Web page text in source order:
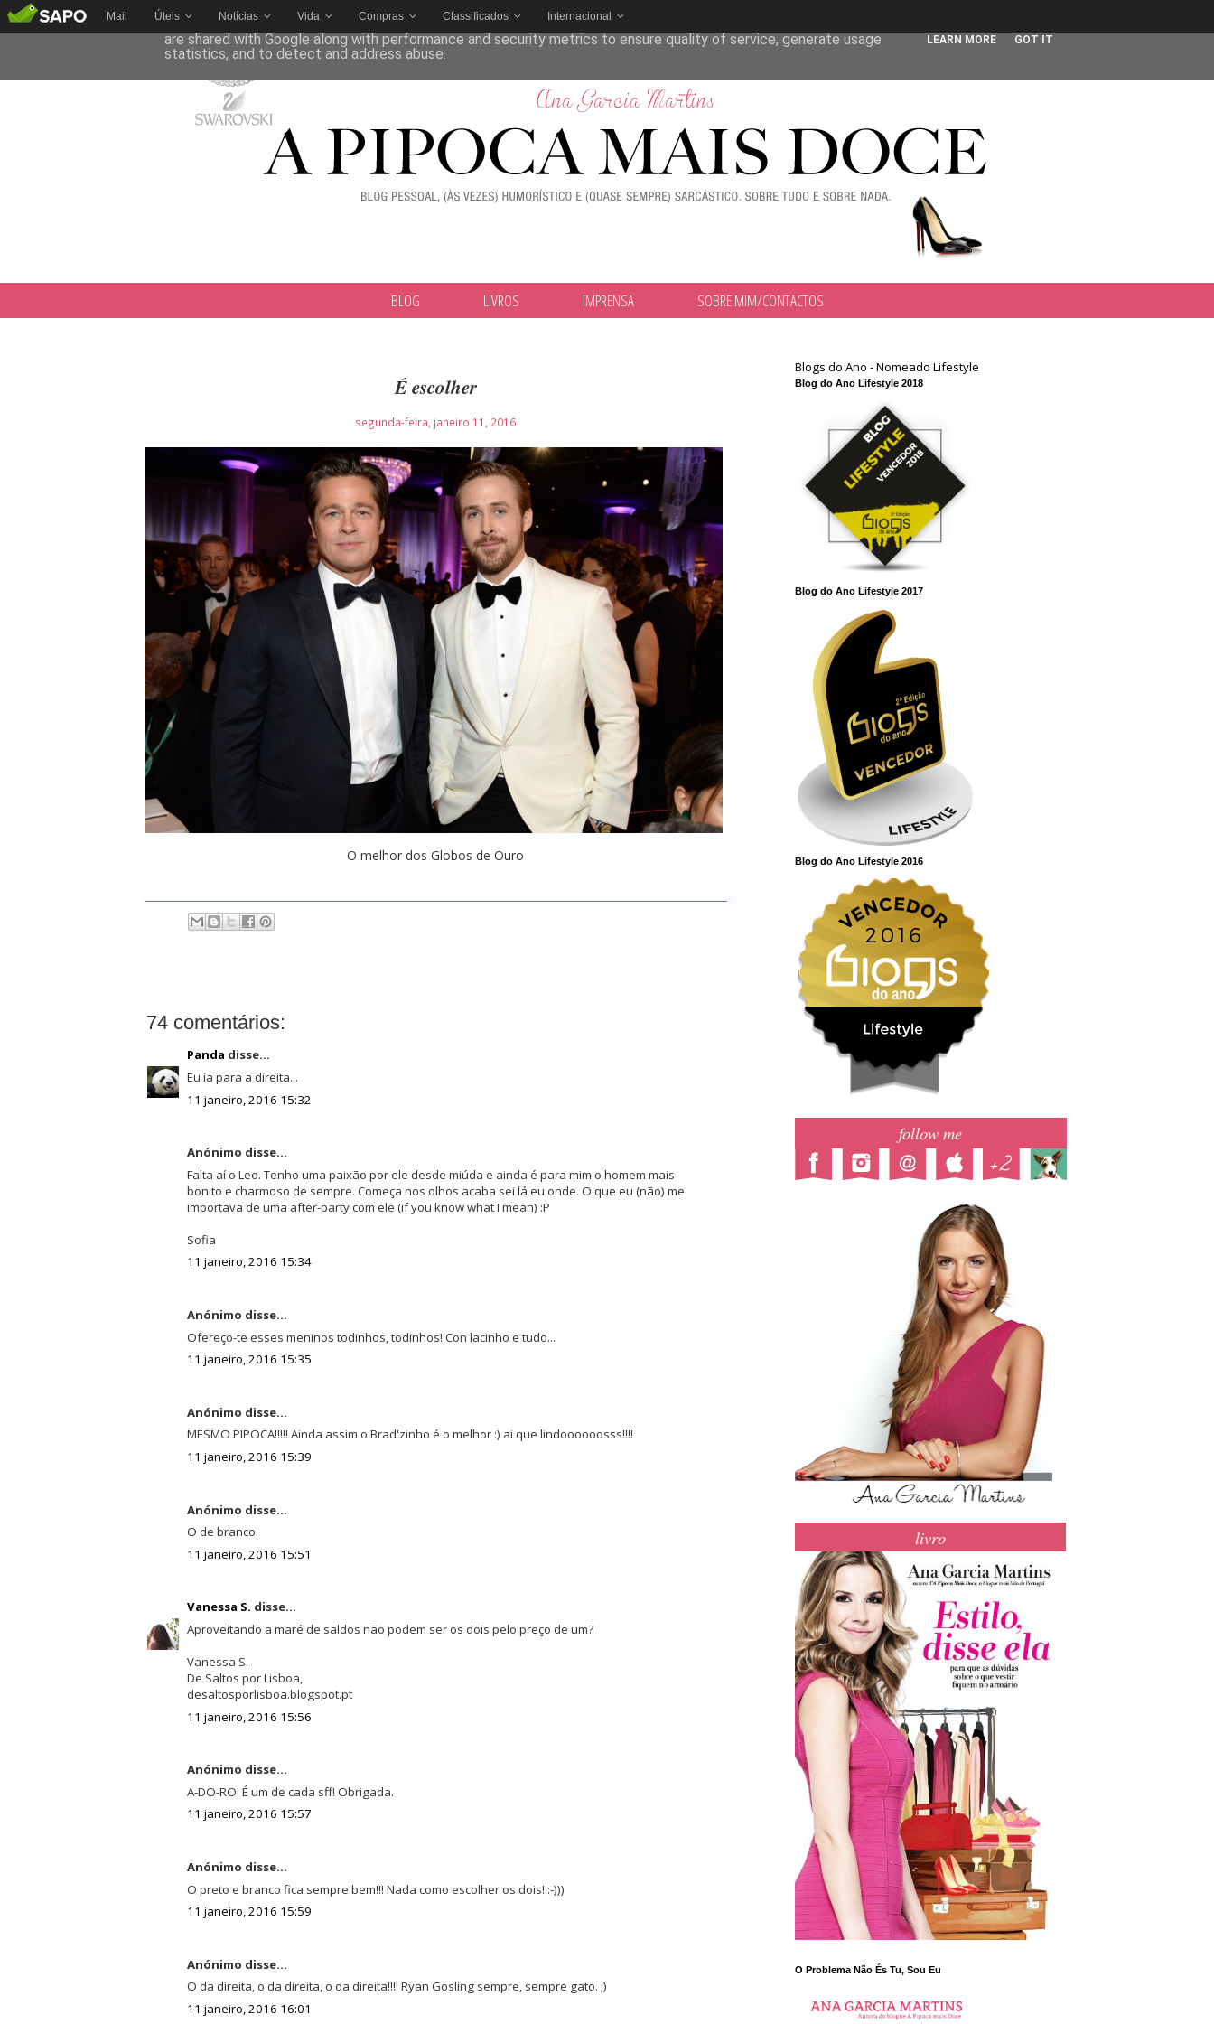
Mail Úteis Notícias Vida Compras Classificados Internacional
BLOG LIVROS IMPRENSA SOBRE MIM/CONTACTOS
É escolher
segunda-feira, janeiro 11, 2016
O melhor dos Globos de Ouro
74 comentários:
Panda disse...
Eu ia para a direita...
11 janeiro, 2016 15:32
Anónimo disse...
Falta aí o Leo. Tenho uma paixão por ele desde miúda e ainda é para mim o homem mais
bonito e charmoso de sempre. Começa nos olhos acaba sei lá eu onde. O que eu (não) me
importava de uma after-party com ele (if you know what I mean) :P
Sofia
11 janeiro, 2016 15:34
Anónimo disse...
Ofereço-te esses meninos todinhos, todinhos! Con lacinho e tudo...
11 janeiro, 2016 15:35
Anónimo disse...
MESMO PIPOCA!!!!! Ainda assim o Brad'zinho é o melhor :) ai que lindoooooosss!!!!
11 janeiro, 2016 15:39
Anónimo disse...
O de branco.
11 janeiro, 2016 15:51
Vanessa S. disse...
Aproveitando a maré de saldos não podem ser os dois pelo preço de um?
Vanessa S.
De Saltos por Lisboa,
desaltosporlisboa.blogspot.pt
11 janeiro, 2016 15:56
Anónimo disse...
A-DO-RO! É um de cada sff! Obrigada.
11 janeiro, 2016 15:57
Anónimo disse...
O preto e branco fica sempre bem!!! Nada como escolher os dois! :-)))
11 janeiro, 2016 15:59
Anónimo disse...
O da direita, o da direita, o da direita!!!! Ryan Gosling sempre, sempre gato. ;)
11 janeiro, 2016 16:01
Blogs do Ano - Nomeado Lifestyle
Blog do Ano Lifestyle 2018
Blog do Ano Lifestyle 2017
Blog do Ano Lifestyle 2016
follow me
livro
O Problema Não És Tu, Sou Eu
This site uses cookies from Google to deliver its services and to analyze traffic. Your IP address and user-agent
are shared with Google along with performance and security metrics to ensure quality of service, generate usage
statistics, and to detect and address abuse.
LEARN MORE GOT IT